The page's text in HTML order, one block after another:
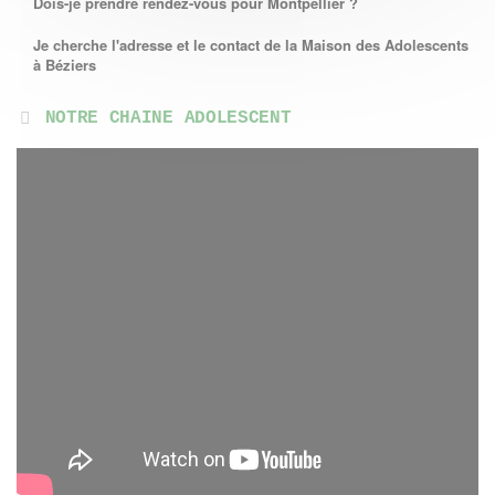
Je cherche l'adresse et le contact de la Maison des Adolescents
à Béziers
NOTRE CHAINE ADOLESCENT